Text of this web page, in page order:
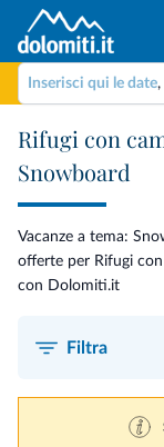
Inserisci qui le date,
Rifugi con
Snowboard
Vacanze a tema:
offerte per Rifugi
con Dolomiti.it
Filtra